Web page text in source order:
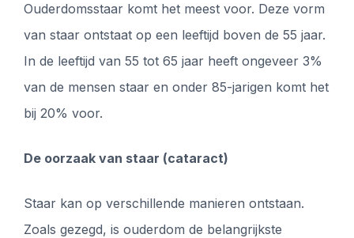
Ouderdomsstaar komt het meest voor. Deze vorm
van staar ontstaat op een leeftijd boven de 55 jaar.
In de leeftijd van 55 tot 65 jaar heeft ongeveer 3%
van de mensen staar en onder 85-jarigen komt het
bij 20% voor.
De oorzaak van staar (cataract)
Staar kan op verschillende manieren ontstaan.
Zoals gezegd, is ouderdom de belangrijkste